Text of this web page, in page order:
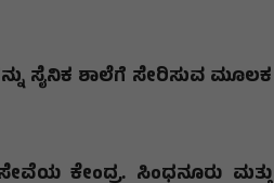
ಸೈನಿಕ ಶಾಲೆಗೆ ಸೇರಿಸುವ ಮೂಲಕ
ಕೇಂದ್ರ. ಸಿಂಧನೂರು ಮತ್ತು